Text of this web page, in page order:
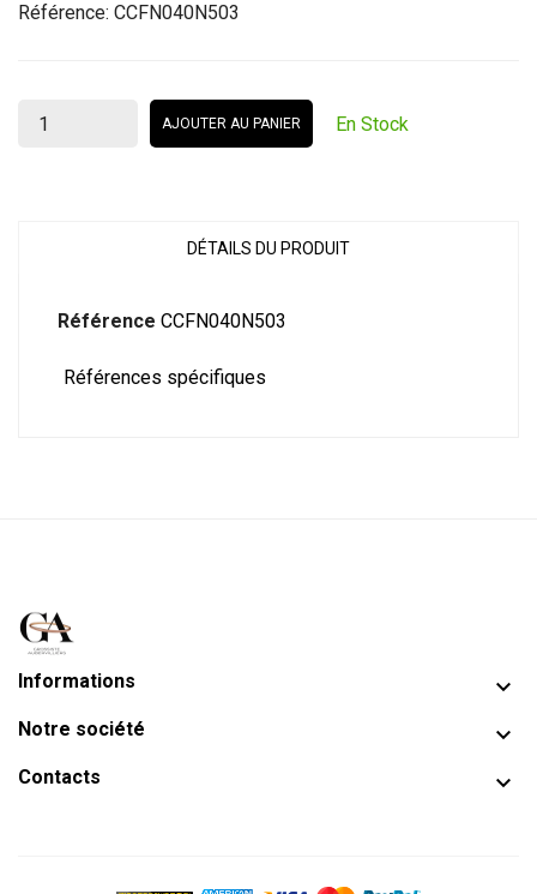
Référence: CCFN040N503
AJOUTER AU PANIER En Stock
DÉTAILS DU PRODUIT
Référence CCFN040N503
Références spécifiques
Informations 
Notre société 
Contacts 